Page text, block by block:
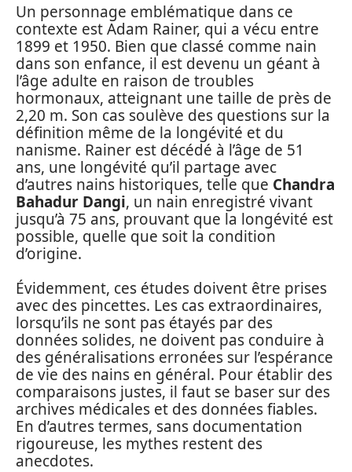
Un personnage emblématique dans ce
contexte est Adam Rainer, qui a vécu entre
1899 et 1950. Bien que classé comme nain
dans son enfance, il est devenu un géant à
l’âge adulte en raison de troubles
hormonaux, atteignant une taille de près de
2,20 m. Son cas soulève des questions sur la
définition même de la longévité et du
nanisme. Rainer est décédé à l’âge de 51
ans, une longévité qu’il partage avec
d’autres nains historiques, telle que Chandra
Bahadur Dangi, un nain enregistré vivant
jusqu’à 75 ans, prouvant que la longévité est
possible, quelle que soit la condition
d’origine.
Évidemment, ces études doivent être prises
avec des pincettes. Les cas extraordinaires,
lorsqu’ils ne sont pas étayés par des
données solides, ne doivent pas conduire à
des généralisations erronées sur l’espérance
de vie des nains en général. Pour établir des
comparaisons justes, il faut se baser sur des
archives médicales et des données fiables.
En d’autres termes, sans documentation
rigoureuse, les mythes restent des
anecdotes.